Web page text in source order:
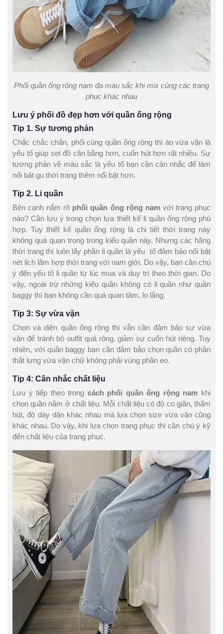
Phối quần ống rộng nam đa màu sắc khi mix cùng các trang
phục khác nhau
Lưu ý phối đồ đẹp hơn với quần ống rộng
Tip 1. Sự tương phản
Chắc chắc chắn, phối cùng quần ống rộng thì áo vừa vặn là
yếu tố giúp set đồ cần bằng hơn, cuốn hút hơn rất nhiều. Sự
tương phản về màu sắc là yếu tố bạn cần cân nhắc để làm
nổi bật gu thời trang thêm nổi bật hơn.
Tip 2. Li quần
Bên cạnh nắm rõ phối quần ống rộng namvới trang phục
nào? Cần lưu ý trong chọn lựa thiết kế li quần ống rộng phù
hợp. Tuy thiết kế quần ống rộng là chi tiết thời trang này
không quá quan trọng trong kiểu quần này. Nhưng các hãng
thời trang thì luôn lấy phần li quần là yếu tố đảm bảo nổi bật
nét lịch lãm hợp thời trang với nam giới. Do vậy, bạn cần chú
ý đến yếu tố li quần từ lúc mua và duy trì theo thời gian. Do
vậy, ngoài trừ những kiểu quần không có li quần như quần
baggy thì bạn không cần quá quan tâm, lo lắng.
Tip 3: Sự vừa vặn
Chọn và diện quần ống rộng thì vẫn cần đảm bảo sự vừa
vặn để tránh bộ outfit quá rộng, giảm sự cuốn hút riêng. Tuy
nhiên, với quần baggy bạn cần đảm bảo chọn quần có phần
thắt lưng vừa vặn chữ không phải vùng phần eo.
Tip 4: Cân nhắc chất liệu
Lưu ý tiếp theo trong cách phối quần ống rộng nam khi
chọn quần nằm ở chất liệu. Mỗi chất liệu có độ co giãn, thấm
hút, độ dày dặn khác nhau mà lựa chọn size vừa vặn cũng
khác nhau. Do vậy, khi lựa chọn trang phục thì cần chú ý kỹ
đến chất liệu của trang phục.